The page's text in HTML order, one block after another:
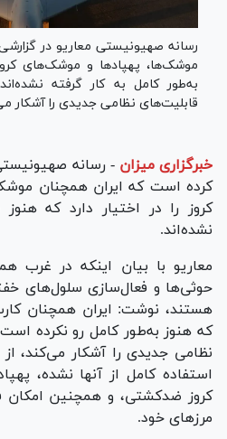
رسانه صهیونیستی معاریو در گزارشی
موشک‌ها، پهپاد‌ها و موشک‌های کروز
به‌طور کامل به کار گرفته
قابلیت‌های نظامی جدیدی را آشکار
خبرگزاری میزان - رسانه
کرده است که ایران همچنان
کروز را در اختیار دارد که
نشده‌اند.
معاریو با بیان اینکه در غرب
حوثی‌ها و فعال‌سازی سلول‌های
هستند، نوشت: ایران همچنان
که هنوز به‌طور کامل رو نکرده
نظامی جدیدی را آشکار می‌کند،
استفاده کامل از آنها نشده،
کروز ضدکشتی، و همچنین امکان
مرز‌های خود.